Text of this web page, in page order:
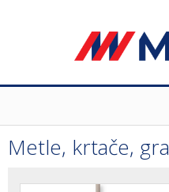
Metle, krtače,